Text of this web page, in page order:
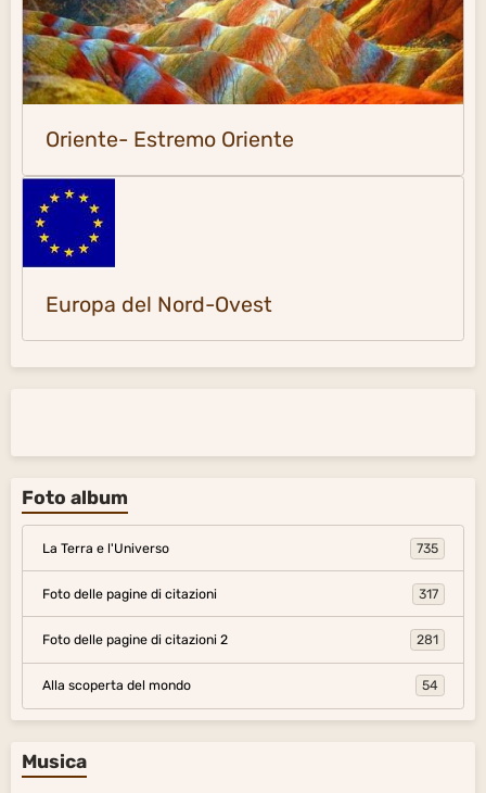
Oriente- Estremo Oriente
Europa del Nord-Ovest
Foto album
La Terra e l'Universo 735
Foto delle pagine di citazioni 317
Foto delle pagine di citazioni 2 281
Alla scoperta del mondo 54
Musica